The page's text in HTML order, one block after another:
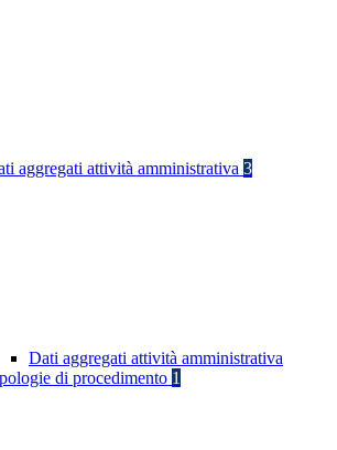
aggregati attività amministrativa 3
Dati aggregati attività amministrativa
di procedimento 1